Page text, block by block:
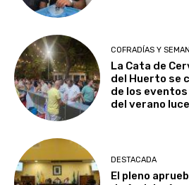
COFRADÍAS Y
La Cata de
del Huerto se
de los
del verano
DESTACADA
El pleno